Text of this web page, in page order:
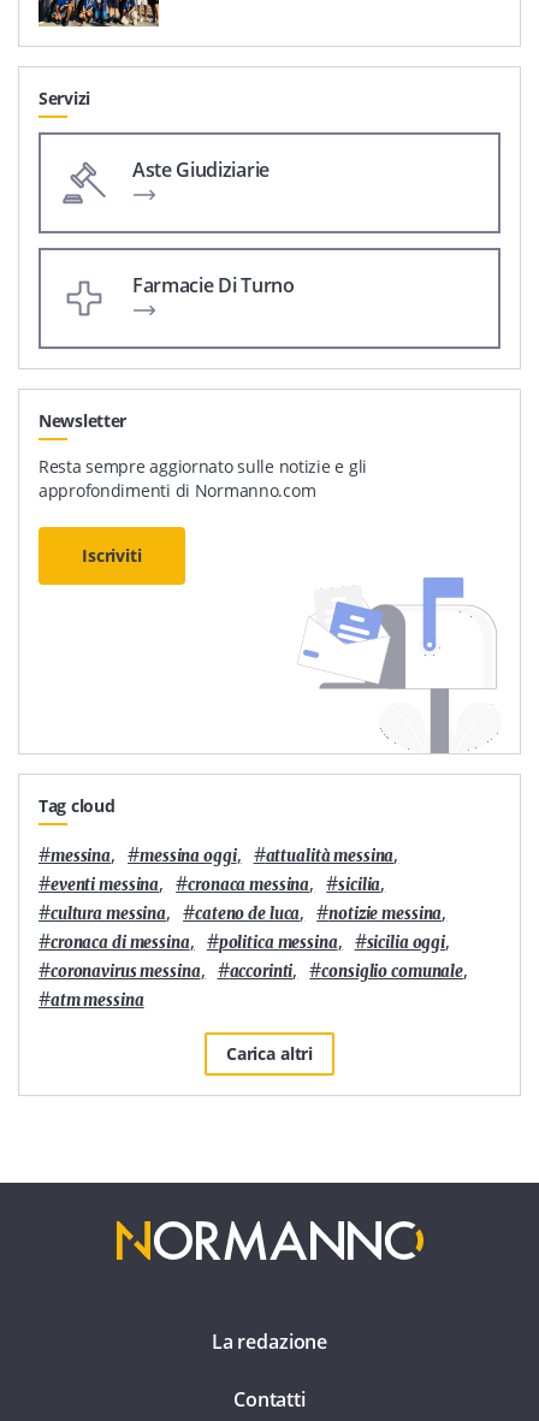
Servizi
Aste Giudiziarie
Farmacie Di Turno
Newsletter
Resta sempre aggiornato sulle notizie e gli
approfondimenti di Normanno.com
Iscriviti
Tag cloud
#messina, #messina oggi, #attualità messina,
#eventi messina, #cronaca messina, #sicilia,
#cultura messina, #cateno de luca, #notizie messina,
#cronaca di messina, #politica messina, #sicilia oggi,
#coronavirus messina, #accorinti, #consiglio comunale,
#atm messina
Carica altri
La redazione
Contatti